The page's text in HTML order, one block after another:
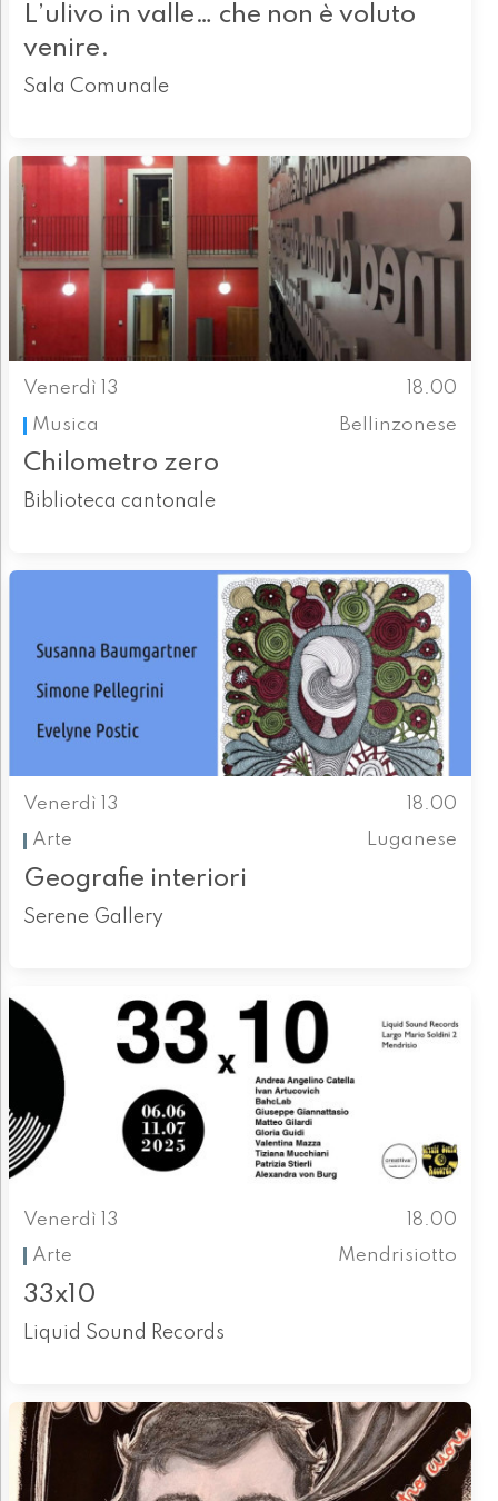
L’ulivo in valle… che non è voluto
venire.
Sala Comunale
Venerdì 13
18.00
Musica
Bellinzonese
Chilometro zero
Biblioteca cantonale
Venerdì 13
18.00
Arte
Luganese
Geografie interiori
Serene Gallery
Venerdì 13
18.00
Arte
Mendrisiotto
33x10
Liquid Sound Records